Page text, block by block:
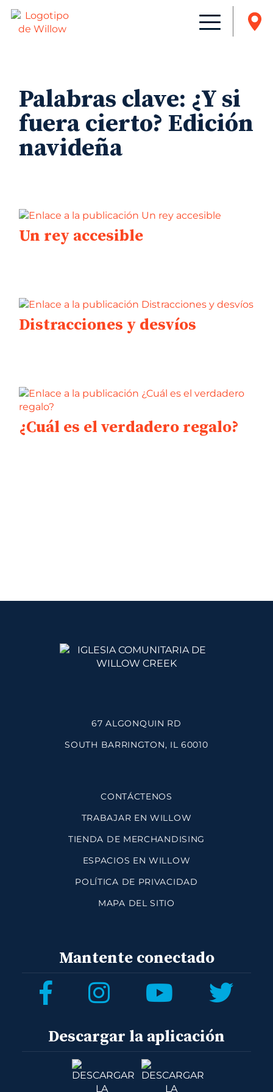
Palabras clave: ¿Y si
fuera cierto? Edición
navideña
Un rey accesible
Distracciones y desvíos
¿Cuál es el verdadero regalo?
67 ALGONQUIN RD
SOUTH BARRINGTON, IL 60010
CONTÁCTENOS
TRABAJAR EN WILLOW
TIENDA DE MERCHANDISING
ESPACIOS EN WILLOW
POLÍTICA DE PRIVACIDAD
MAPA DEL SITIO
Mantente conectado
Descargar la aplicación